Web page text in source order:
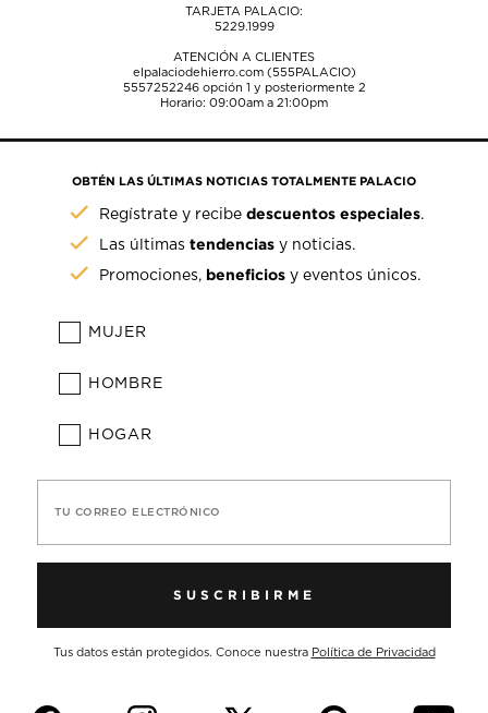
TARJETA PALACIO:
5229.1999
ATENCIÓN A CLIENTES
elpalaciodehierro.com (555PALACIO)
5557252246opción 1 y posteriormente 2
Horario: 09:00am a 21:00pm
OBTÉN LAS ÚLTIMAS NOTICIAS TOTALMENTE PALACIO
Regístrate y recibedescuentos especiales.
Las últimastendencias y noticias.
Promociones, beneficios y eventos únicos.
MUJER
HOMBRE
HOGAR
TU CORREO ELECTRÓNICO
SUSCRIBIRME
Tus datos están protegidos. Conoce nuestra Política de Privacidad